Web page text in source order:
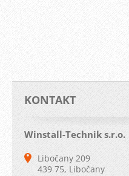
KONTAKT
Winstall-Technik s.r.o.
Libočany 209
439 75, Libočany